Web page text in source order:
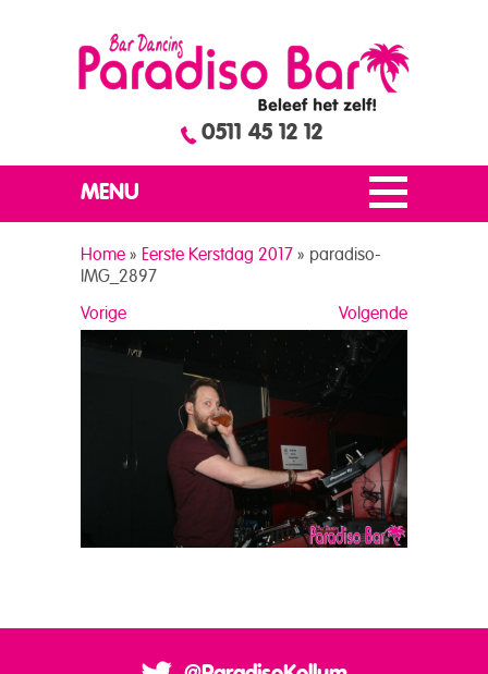
0511 45 12 12
MENU
Home » Eerste Kerstdag 2017 » paradiso-
IMG_2897
Volgende
Vorige